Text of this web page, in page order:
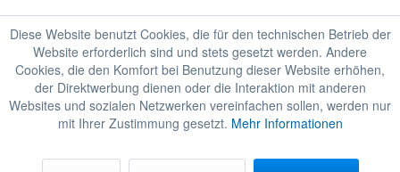
Diese Website benutzt Cookies, die für den technischen Betrieb der
Website erforderlich sind und stets gesetzt werden. Andere
Cookies, die den Komfort bei Benutzung dieser Website erhöhen,
der Direktwerbung dienen oder die Interaktion mit anderen
Websites und sozialen Netzwerken vereinfachen sollen, werden nur
mit Ihrer Zustimmung gesetzt. Mehr Informationen